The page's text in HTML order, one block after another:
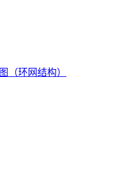
（环网结构）